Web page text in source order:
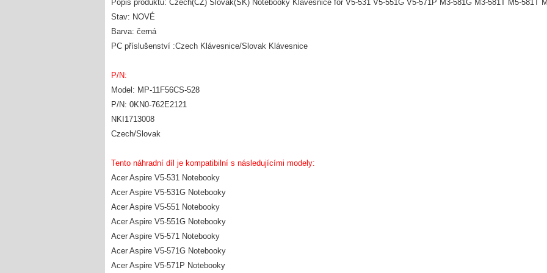
Popis produktu: Czech(CZ) Slovak(SK) Notebooky Klávesnice for V5-531 V5-551G V5-571P M3-581G M3-581T M5-581T
Stav: NOVÉ
Barva: černá
PC příslušenství :Czech Klávesnice/Slovak Klávesnice
P/N:
Model: MP-11F56CS-528
P/N: 0KN0-762E2121
NKI1713008
Czech/Slovak
Tento náhradní díl je kompatibilní s následujícími modely:
Acer Aspire V5-531 Notebooky
Acer Aspire V5-531G Notebooky
Acer Aspire V5-551 Notebooky
Acer Aspire V5-551G Notebooky
Acer Aspire V5-571 Notebooky
Acer Aspire V5-571G Notebooky
Acer Aspire V5-571P Notebooky